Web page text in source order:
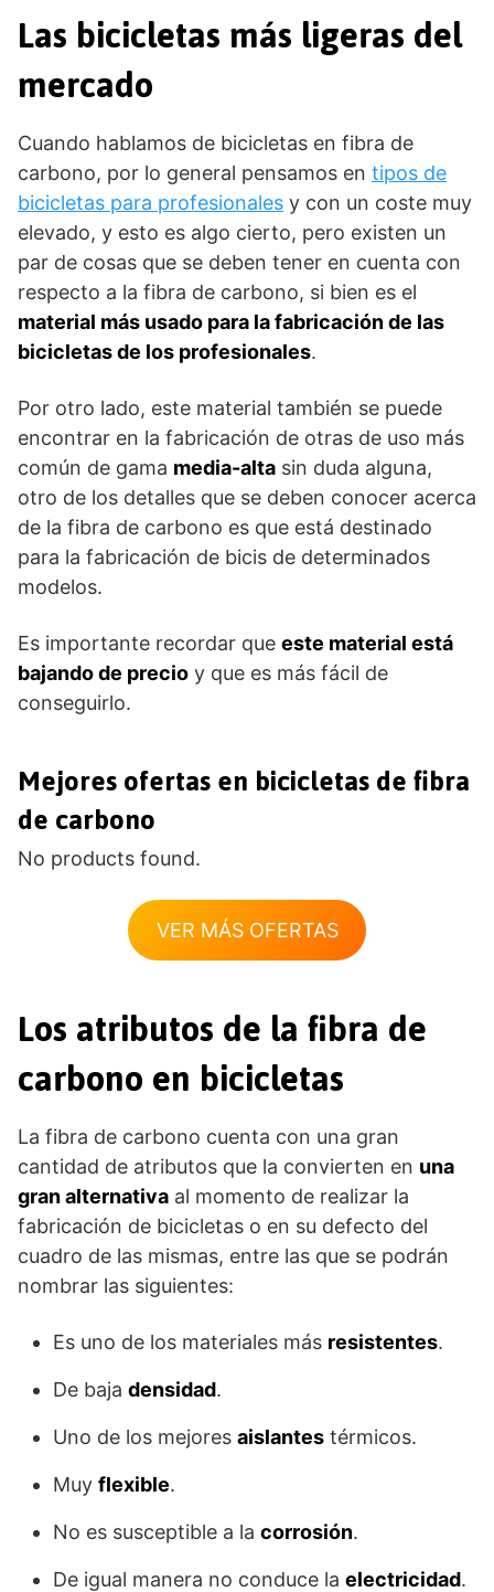
Las bicicletas más ligeras del
mercado
Cuando hablamos de bicicletas en fibra de
carbono, por lo general pensamos en tipos de
bicicletas para profesionales y con un coste muy
elevado, y esto es algo cierto, pero existen un
par de cosas que se deben tener en cuenta con
respecto a la fibra de carbono, si bien es el
material más usado para la fabricación de las
bicicletas de los profesionales.
Por otro lado, este material también se puede
encontrar en la fabricación de otras de uso más
común de gama media-alta sin duda alguna,
otro de los detalles que se deben conocer acerca
de la fibra de carbono es que está destinado
para la fabricación de bicis de determinados
modelos.
Es importante recordar que este material está
bajando de precio y que es más fácil de
conseguirlo.
Mejores ofertas en bicicletas de fibra
de carbono
No products found.
VER MÁS OFERTAS
Los atributos de la fibra de
carbono en bicicletas
La fibra de carbono cuenta con una gran
cantidad de atributos que la convierten en una
gran alternativa al momento de realizar la
fabricación de bicicletas o en su defecto del
cuadro de las mismas, entre las que se podrán
nombrar las siguientes:
Es uno de los materiales más resistentes.
De baja densidad.
Uno de los mejores aislantes térmicos.
Muy flexible.
No es susceptible a la corrosión.
De igual manera no conduce la electricidad.